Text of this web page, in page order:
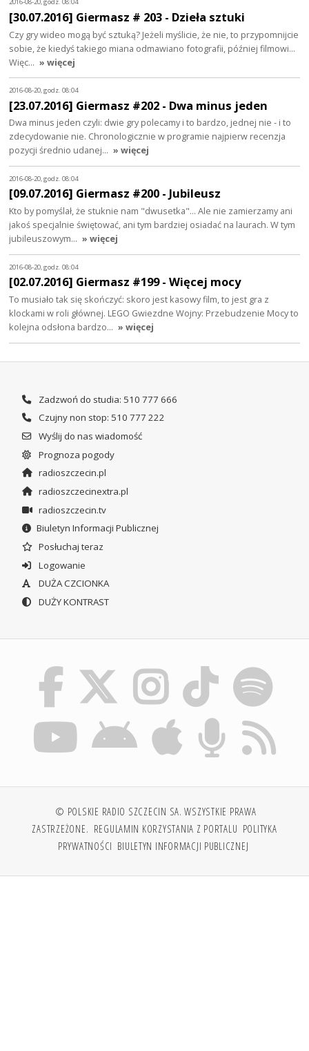
[30.07.2016] Giermasz # 203 - Dzieła sztuki
Czy gry wideo mogą być sztuką? Jeżeli myślicie, że nie, to przypomnijcie
sobie, że kiedyś takiego miana odmawiano fotografii, później filmowi...
Więc… » więcej
2016-08-20, godz. 08:04
[23.07.2016] Giermasz #202 - Dwa minus jeden
Dwa minus jeden czyli: dwie gry polecamy i to bardzo, jednej nie - i to
zdecydowanie nie. Chronologicznie w programie najpierw recenzja
pozycji średnio udanej… » więcej
2016-08-20, godz. 08:04
[09.07.2016] Giermasz #200 - Jubileusz
Kto by pomyślał, że stuknie nam "dwusetka"... Ale nie zamierzamy ani
jakoś specjalnie świętować, ani tym bardziej osiadać na laurach. W tym
jubileuszowym… » więcej
2016-08-20, godz. 08:04
[02.07.2016] Giermasz #199 - Więcej mocy
To musiało tak się skończyć: skoro jest kasowy film, to jest gra z
klockami w roli głównej. LEGO Gwiezdne Wojny: Przebudzenie Mocy to
kolejna odsłona bardzo… » więcej
Zadzwoń do studia: 510 777 666
Czujny non stop: 510 777 222
Wyślij do nas wiadomość
Prognoza pogody
radioszczecin.pl
radioszczecinextra.pl
radioszczecin.tv
Biuletyn Informacji Publicznej
Posłuchaj teraz
Logowanie
DUŻA CZCIONKA
DUŻY KONTRAST
© POLSKIE RADIO SZCZECIN SA. WSZYSTKIE PRAWA
ZASTRZEŻONE. REGULAMIN KORZYSTANIA Z PORTALU POLITYKA
PRYWATNOŚCI BIULETYN INFORMACJI PUBLICZNEJ